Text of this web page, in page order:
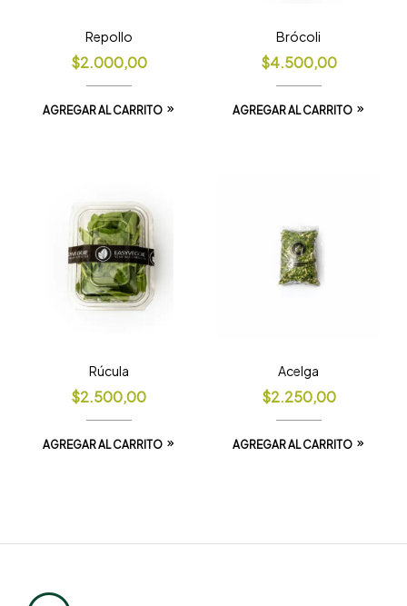
Repollo
$2.000,00
AGREGAR AL CARRITO
Brócoli
$4.500,00
AGREGAR AL CARRITO
Rúcula
$2.500,00
AGREGAR AL CARRITO
Acelga
$2.250,00
AGREGAR AL CARRITO